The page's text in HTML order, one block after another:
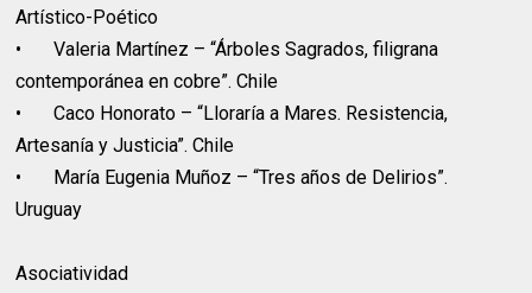
Artístico-Poético
•
Valeria Martínez – “Árboles Sagrados, filigrana
contemporánea en cobre”. Chile
•
Caco Honorato – “Lloraría a Mares. Resistencia,
Artesanía y Justicia”. Chile
•
María Eugenia Muñoz – “Tres años de Delirios”.
Uruguay
Asociatividad